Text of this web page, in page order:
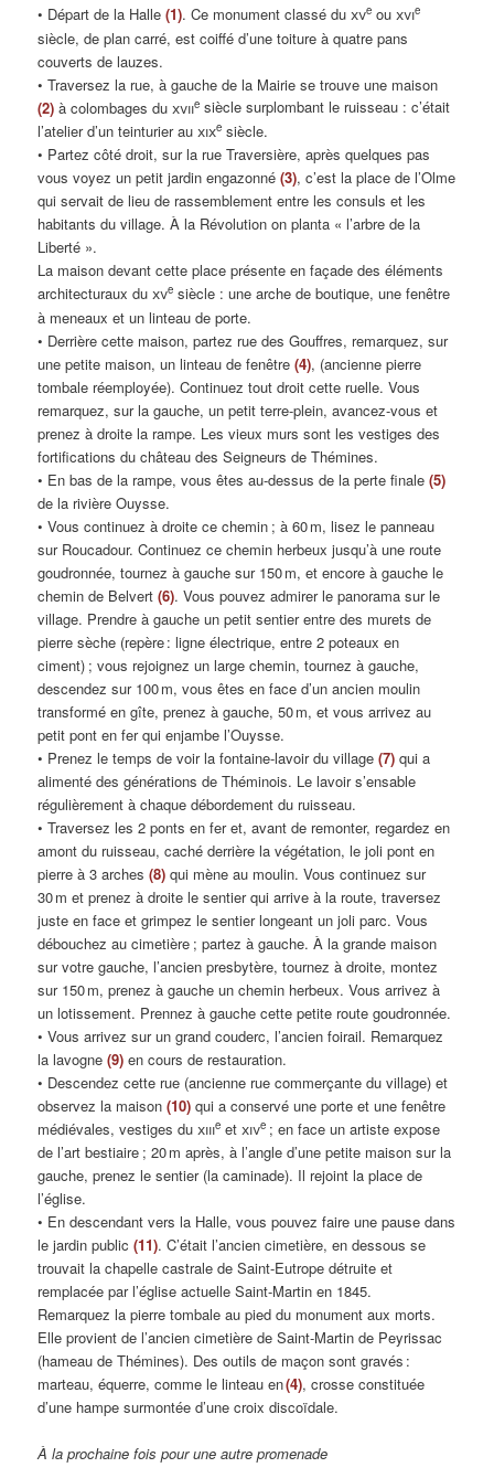
• Départ de la Halle(1). Ce monument classé duxve ouxvie
siècle, de plan carré, est coiffé d’une toiture à quatre pans
couverts de lauzes.
• Traversez la rue, à gauche de la Mairie se trouve une maison
(2) à colombages duxviie siècle surplombant le ruisseau : c’était
l’atelier d’un teinturier auxixe siècle.
• Partez côté droit, sur la rue Traversière, après quelques pas
vous voyez un petit jardin engazonné(3), c’est la place de l’Olme
qui servait de lieu de rassemblement entre les consuls et les
habitants du village. À la Révolution on planta « l’arbre de la
Liberté ».
La maison devant cette place présente en façade des éléments
architecturaux duxve siècle : une arche de boutique, une fenêtre
à meneaux et un linteau de porte.
• Derrière cette maison, partez rue des Gouffres, remarquez, sur
une petite maison, un linteau de fenêtre(4), (ancienne pierre
tombale réemployée). Continuez tout droit cette ruelle. Vous
remarquez, sur la gauche, un petit terre-plein, avancez-vous et
prenez à droite la rampe. Les vieux murs sont les vestiges des
fortifications du château des Seigneurs de Thémines.
• En bas de la rampe, vous êtes au-dessus de la perte finale(5)
de la rivière Ouysse.
• Vous continuez à droite ce chemin ; à 60 m, lisez le panneau
sur Roucadour. Continuez ce chemin herbeux jusqu’à une route
goudronnée, tournez à gauche sur 150 m, et encore à gauche le
chemin de Belvert(6). Vous pouvez admirer le panorama sur le
village. Prendre à gauche un petit sentier entre des murets de
pierre sèche (repère : ligne électrique, entre 2 poteaux en
ciment) ; vous rejoignez un large chemin, tournez à gauche,
descendez sur 100 m, vous êtes en face d’un ancien moulin
transformé en gîte, prenez à gauche, 50 m, et vous arrivez au
petit pont en fer qui enjambe l’Ouysse.
• Prenez le temps de voir la fontaine-lavoir du village(7) qui a
alimenté des générations de Théminois. Le lavoir s’ensable
régulièrement à chaque débordement du ruisseau.
• Traversez les 2 ponts en fer et, avant de remonter, regardez en
amont du ruisseau, caché derrière la végétation, le joli pont en
pierre à 3 arches(8) qui mène au moulin. Vous continuez sur
30 m et prenez à droite le sentier qui arrive à la route, traversez
juste en face et grimpez le sentier longeant un joli parc. Vous
débouchez au cimetière ; partez à gauche. À la grande maison
sur votre gauche, l’ancien presbytère, tournez à droite, montez
sur 150 m, prenez à gauche un chemin herbeux. Vous arrivez à
un lotissement. Prennez à gauche cette petite route goudronnée.
• Vous arrivez sur un grand couderc, l’ancien foirail. Remarquez
la lavogne(9) en cours de restauration.
• Descendez cette rue (ancienne rue commerçante du village) et
observez la maison(10) qui a conservé une porte et une fenêtre
médiévales, vestiges duxiiie etxive ; en face un artiste expose
de l’art bestiaire ; 20 m après, à l’angle d’une petite maison sur la
gauche, prenez le sentier (la caminade). Il rejoint la place de
l’église.
• En descendant vers la Halle, vous pouvez faire une pause dans
le jardin public(11). C’était l’ancien cimetière, en dessous se
trouvait la chapelle castrale de Saint-Eutrope détruite et
remplacée par l’église actuelle Saint-Martin en 1845.
Remarquez la pierre tombale au pied du monument aux morts.
Elle provient de l’ancien cimetière de Saint-Martin de Peyrissac
(hameau de Thémines). Des outils de maçon sont gravés :
marteau, équerre, comme le linteau en(4), crosse constituée
d’une hampe surmontée d’une croix discoïdale.
À la prochaine fois pour une autre promenade